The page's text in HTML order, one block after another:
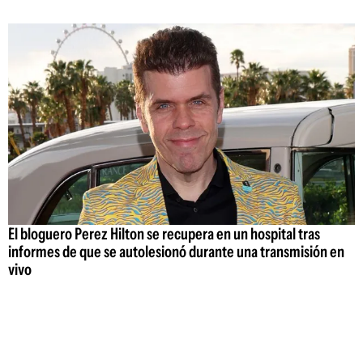
El bloguero Perez Hilton se recupera en un hospital tras
informes de que se autolesionó durante una transmisión en
vivo